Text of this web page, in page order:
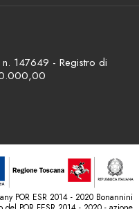
147649 - Registro di
POR ESR 2014 - 2020 Bonannini